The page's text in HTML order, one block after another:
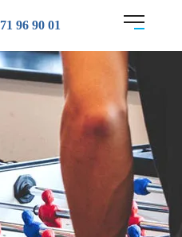
71 96 90 01